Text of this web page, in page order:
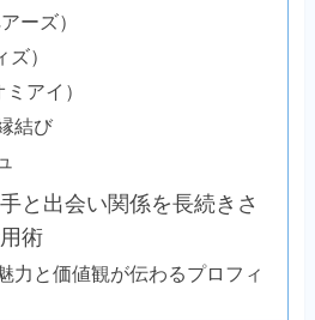
ーズ）
）
アイ）
結び
と出会い関係を長続きさ
術
力と価値観が伝わるプロフィ